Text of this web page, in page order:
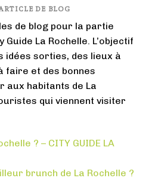
DE BLOG
de blog pour la partie
Guide La Rochelle. L’objectif
idées sorties, des lieux à
faire et des bonnes
aux habitants de La
qui viennent visiter
? – CITY GUIDE LA
brunch de La Rochelle ?